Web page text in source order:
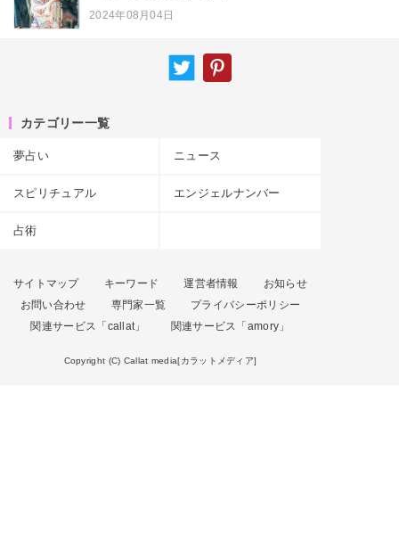
2024年08月04日
カテゴリー一覧
夢占い ニュース
スピリチュアル エンジェルナンバー
占術
サイトマップ キーワード 運営者情報
お知らせ
お問い合わせ
専門家一覧
プライバシーポリシー
関連サービス「callat」
関連サービス「amory」
Copyright (C) Callat media[カラットメディア]